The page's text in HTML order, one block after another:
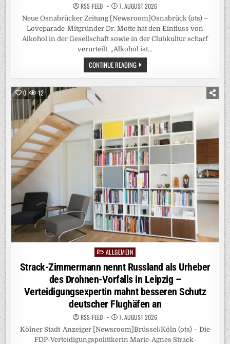
RSS-FEED 7. AUGUST 2026
Neue Osnabrücker Zeitung [Newsroom]Osnabrück (ots) –
Loveparade-Mitgründer Dr. Motte hat den Einfluss von
Alkohol in der Gesellschaft sowie in der Clubkultur scharf
verurteilt. „Alkohol ist…
CONTINUE READINGTECHNO-
PIONIER
DR.
DER
STÄRKSTEN
DROGEN
AUF
DIESEM
PLANETEN“
/
LOVEPARADE-
MITGRÜNDER
DR.
MOTTE
VERURTEILT
ALKOHOLKONSUM
AUF
TECHNO-
EVENTS
0 12
PostedALLGEMEIN
Strack-Zimmermann nennt Russland als Urheber
des Drohnen-Vorfalls in Leipzig –
Verteidigungsexpertin mahnt besseren Schutz
deutscher Flughäfen an
RSS-FEED 7. AUGUST 2026
Kölner Stadt-Anzeiger [Newsroom]Brüssel/Köln (ots) – Die
FDP-Verteidigungspolitikerin Marie-Agnes Strack-